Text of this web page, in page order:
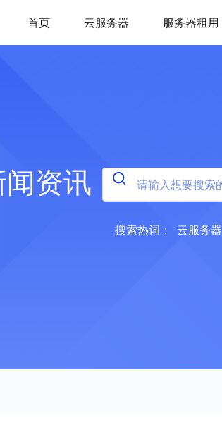
首页 云服务器 服务器租用
资讯
搜索热词： 云服务器